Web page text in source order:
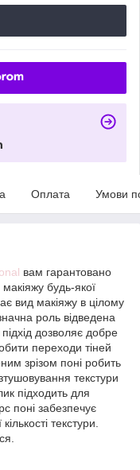
Оплата Умови
вам гарантовано
будь-якої
вид макіяжу в цілому
роль відведена
дозволяє добре
переходи тіней
зрізом поні робить
текстури
підходить для
поні забезпечує
текстури.